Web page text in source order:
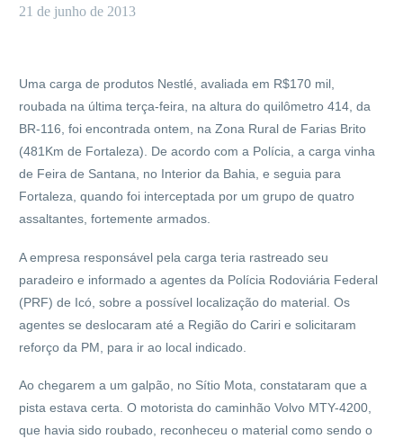
21 de junho de 2013
Uma carga de produtos Nestlé, avaliada em R$170 mil,
roubada na última terça-feira, na altura do quilômetro 414, da
BR-116, foi encontrada ontem, na Zona Rural de Farias Brito
(481Km de Fortaleza). De acordo com a Polícia, a carga vinha
de Feira de Santana, no Interior da Bahia, e seguia para
Fortaleza, quando foi interceptada por um grupo de quatro
assaltantes, fortemente armados.
A empresa responsável pela carga teria rastreado seu
paradeiro e informado a agentes da Polícia Rodoviária Federal
(PRF) de Icó, sobre a possível localização do material. Os
agentes se deslocaram até a Região do Cariri e solicitaram
reforço da PM, para ir ao local indicado.
Ao chegarem a um galpão, no Sítio Mota, constataram que a
pista estava certa. O motorista do caminhão Volvo MTY-4200,
que havia sido roubado, reconheceu o material como sendo o